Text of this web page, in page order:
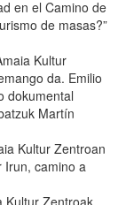
en el Camino de
de masas?”
Kultur
da. Emilio
dokumental
Martín
Kultur Zentroan
Irun, camino a
Kultur Zentroak